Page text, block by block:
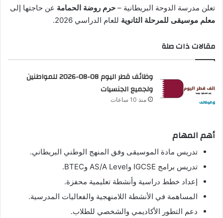
تعلن مدرسة الدوحة البريطانية – حرم روضة الحمامة عن حاجتها إلى
معلم موسيقى للمرحلة الثانوية للعام الدراسي 2026.
مقالات ذات صلة
وظائف قطر اليوم 08-08-2026 للمواطنين
ولجميع الجنسيات
منذ 10 ساعات
أهم المهام
تدريس مادة الموسيقى وفق المنهج الوطني البريطاني.
تدريس برامج IGCSE وAS/A Level وBTEC.
إعداد خطط دراسية وأنشطة تعليمية محفزة.
المساهمة في الأنشطة اللامنهجية والفعاليات المدرسية.
دعم التطور الأكاديمي والشخصي للطلاب.